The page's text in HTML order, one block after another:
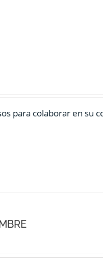
para colaborar en su